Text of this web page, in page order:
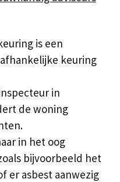
is een
keuring
in
de woning
in het oog
bijvoorbeeld het
er asbest aanwezig